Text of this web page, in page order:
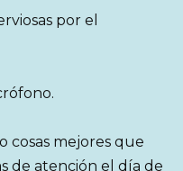
por el
cosas mejores que
de atención el día de